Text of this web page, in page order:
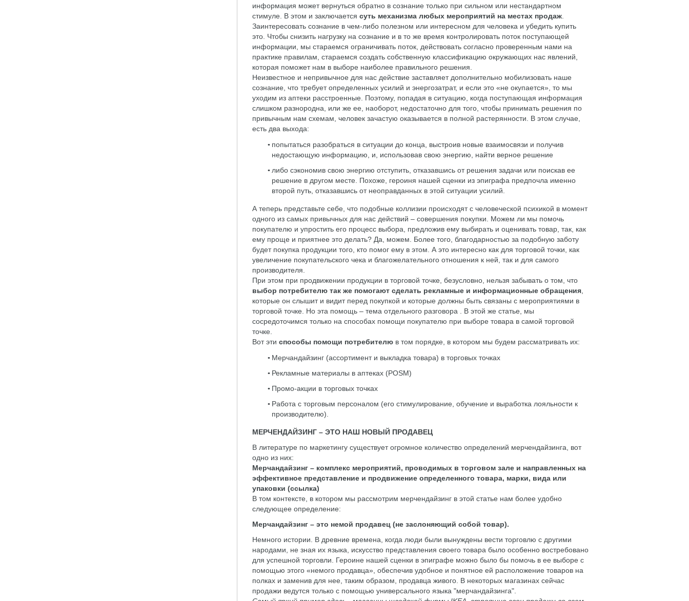
информация может вернуться обратно в сознание только при сильном или нестандартном
стимуле. В этом и заключается суть механизма любых мероприятий на местах продаж
Заинтересовать сознание в чем-либо полезном или интересном для человека и убедить купить
это. Чтобы снизить нагрузку на сознание и в то же время контролировать поток поступающей
информации, мы стараемся ограничивать поток, действовать согласно проверенным нами на
практике правилам, стараемся создать собственную классификацию окружающих нас явлений,
которая поможет нам в выборе наиболее правильного решения.
Неизвестное и непривычное для нас действие заставляет дополнительно мобилизовать наше
сознание, что требует определенных усилий и энергозатрат, и если это «не окупается», то мы
уходим из аптеки расстроенные. Поэтому, попадая в ситуацию, когда поступающая информация
слишком разнородна, или же ее, наоборот, недостаточно для того, чтобы принимать решения по
привычным нам схемам, человек зачастую оказывается в полной растерянности. В этом случае,
есть два выхода:
попытаться разобраться в ситуации до конца, выстроив новые взаимосвязи и получив
недостающую информацию, и, использовав свою энергию, найти верное решение
либо сэкономив свою энергию отступить, отказавшись от решения задачи или поискав ее
решение в другом месте. Похоже, героиня нашей сценки из эпиграфа предпочла именно
второй путь, отказавшись от неоправданных в этой ситуации усилий.
А теперь представьте себе, что подобные коллизии происходят с человеческой психикой в момент
одного из самых привычных для нас действий – совершения покупки. Можем ли мы помочь
покупателю и упростить его процесс выбора, предложив ему выбирать и оценивать товар, так, как
ему проще и приятнее это делать? Да, можем. Более того, благодарностью за подобную заботу
будет покупка продукции того, кто помог ему в этом. А это интересно как для торговой точки, как
увеличение покупательского чека и благожелательного отношения к ней, так и для самого
производителя.
При этом при продвижении продукции в торговой точке, безусловно, нельзя забывать о том, что
выбор потребителю так же помогают сделать рекламные и информационные обращения
которые он слышит и видит перед покупкой и которые должны быть связаны с мероприятиями в
торговой точке. Но эта помощь – тема отдельного разговора . В этой же статье, мы
сосредоточимся только на способах помощи покупателю при выборе товара в самой торговой
точке.
Вот эти способы помощи потребителю в том порядке, в котором мы будем рассматривать их:
Мерчандайзинг (ассортимент и выкладка товара) в торговых точках
Рекламные материалы в аптеках (POSM)
Промо-акции в торговых точках
Работа с торговым персоналом (его стимулирование, обучение и выработка лояльности к
производителю).
МЕРЧЕНДАЙЗИНГ – ЭТО НАШ НОВЫЙ ПРОДАВЕЦ
В литературе по маркетингу существует огромное количество определений мерчендайзинга, вот
одно из них:
Мерчандайзинг – комплекс мероприятий, проводимых в торговом зале и направленных на
эффективное представление и продвижение определенного товара, марки, вида или
упаковки (ссылка)
В том контексте, в котором мы рассмотрим мерчендайзинг в этой статье нам более удобно
следующее определение:
Мерчандайзинг – это немой продавец (не заслоняющий собой товар).
Немного истории. В древние времена, когда люди были вынуждены вести торговлю с другими
народами, не зная их языка, искусство представления своего товара было особенно востребовано
для успешной торговли. Героине нашей сценки в эпиграфе можно было бы помочь в ее выборе с
помощью этого «немого продавца», обеспечив удобное и понятное ей расположение товаров на
полках и заменив для нее, таким образом, продавца живого. В некоторых магазинах сейчас
продажи ведутся только с помощью универсального языка "мерчандайзинга".